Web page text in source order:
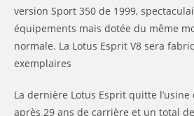
version Sport 350 de 1999,
équipements mais dotée du même
normale. La Lotus Esprit V8 sera
exemplaires
La dernière Lotus Esprit quitte
après 29 ans de carrière et un total de